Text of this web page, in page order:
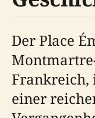
Der Place
Frankreich,
einer